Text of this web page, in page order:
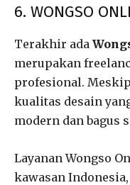
6. WONGSO
Terakhir ada
merupakan
profesional.
kualitas desain
modern dan bagus
Layanan Wongso
kawasan